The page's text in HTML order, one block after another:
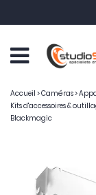
Accueil >Caméras>
Kits d'accessoires &
Blackmagic